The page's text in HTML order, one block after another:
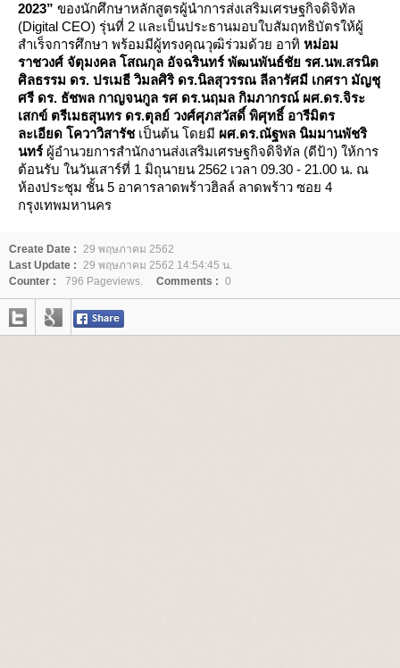
2023” ของนักศึกษาหลักสูตรผู้นำการส่งเสริมเศรษฐกิจดิจิทัล
(Digital CEO) รุ่นที่ 2 และเป็นประธานมอบใบสัมฤทธิบัตรให้ผู้
สำเร็จการศึกษา พร้อมมีผู้ทรงคุณวุฒิร่วมด้วย อาทิ หม่อม
ราชวงศ์ จัตุมงคล โสณกุล อัจฉรินทร์ พัฒนพันธ์ชัย รศ.นพ.สรนิต
ศิลธรรม ดร. ปรเมธี วิมลศิริ ดร.นิลสุวรรณ ลีลารัศมี เกศรา มัญชุ
ศรี ดร. ธัชพล กาญจนกูล รศ ดร.นฤมล กิมภากรณ์ ผศ.ดร.จิระ
เสกข์ ตรีเมธสุนทร ดร.ตุลย์ วงศ์ศุภสวัสดิ์ พิศุทธิ์ อารีมิตร
ละเอียด โควาวิสารัชเป็นต้น โดยมี ผศ.ดร.ณัฐพล นิมมานพัชริ
นทร์ผู้อำนวยการสำนักงานส่งเสริมเศรษฐกิจดิจิทัล (ดีป้า) ให้การ
ต้อนรับ ในวันเสาร์ที่ 1 มิถุนายน 2562 เวลา 09.30 - 21.00 น. ณ
ห้องประชุม ชั้น 5 อาคารลาดพร้าวฮิลล์ ลาดพร้าว ซอย 4
กรุงเทพมหานคร
Create Date : 29 พฤษภาคม 2562
Last Update : 29 พฤษภาคม 2562 14:54:45 น.
Counter :
796 Pageviews. Comments : 0